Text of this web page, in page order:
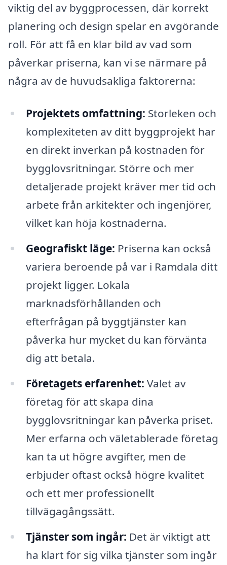
viktig del av byggprocessen, där korrekt
planering och design spelar en avgörande
roll. För att få en klar bild av vad som
påverkar priserna, kan vi se närmare på
några av de huvudsakliga faktorerna:
Projektets omfattning: Storleken och
komplexiteten av ditt byggprojekt har
en direkt inverkan på kostnaden för
bygglovsritningar. Större och mer
detaljerade projekt kräver mer tid och
arbete från arkitekter och ingenjörer,
vilket kan höja kostnaderna.
Geografiskt läge: Priserna kan också
variera beroende på var i Ramdala ditt
projekt ligger. Lokala
marknadsförhållanden och
efterfrågan på byggtjänster kan
påverka hur mycket du kan förvänta
dig att betala.
Företagets erfarenhet: Valet av
företag för att skapa dina
bygglovsritningar kan påverka priset.
Mer erfarna och väletablerade företag
kan ta ut högre avgifter, men de
erbjuder oftast också högre kvalitet
och ett mer professionellt
tillvägagångssätt.
Tjänster som ingår: Det är viktigt att
ha klart för sig vilka tjänster som ingår